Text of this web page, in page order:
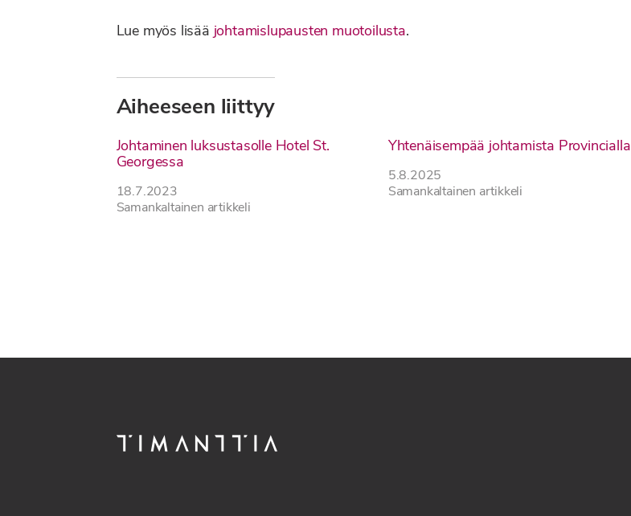
Lue myös lisää johtamislupausten muotoilusta.
Aiheeseen liittyy
Johtaminen luksustasolle Hotel St.
Georgessa
18.7.2023
Samankaltainen artikkeli
Yhtenäisempää johtamista Provincialla
5.8.2025
Samankaltainen artikkeli